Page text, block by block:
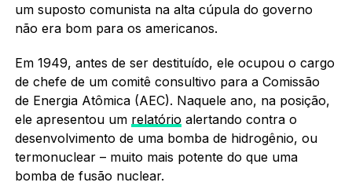
um suposto comunista na alta cúpula do governo
não era bom para os americanos.
Em 1949, antes de ser destituído, ele ocupou o cargo
de chefe de um comitê consultivo para a Comissão
de Energia Atômica (AEC). Naquele ano, na posição,
ele apresentou um relatório alertando contra o
desenvolvimento de uma bomba de hidrogênio, ou
termonuclear – muito mais potente do que uma
bomba de fusão nuclear.